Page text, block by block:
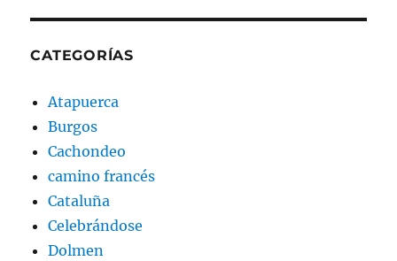
CATEGORÍAS
Atapuerca
Burgos
Cachondeo
camino francés
Cataluña
Celebrándose
Dolmen